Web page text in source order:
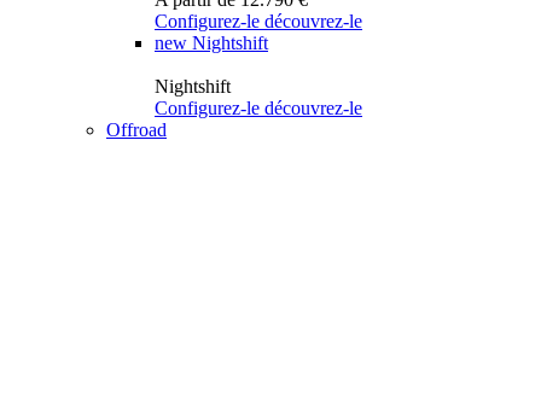
Configurez-le découvrez-le
new Nightshift
Nightshift
Configurez-le découvrez-le
Offroad